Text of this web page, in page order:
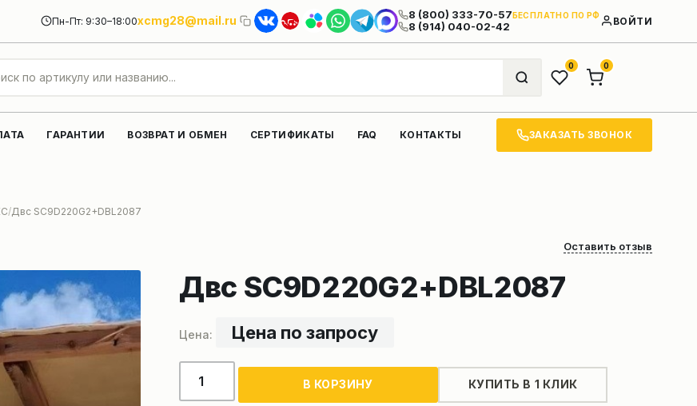
Пн-Пт: 9:30–18:00xcmg28@mail.ru 8 (800) 333-70-57БЕСПЛАТНО ПО РФ
8 (914) 040-02-42 ВОЙТИ
0 0
ГАРАНТИИ ВОЗВРАТ И ОБМЕН СЕРТИФИКАТЫ FAQ КОНТАКТЫ ЗАКАЗАТЬ ЗВОНОК
Двс SC9D220G2+DBL2087
Оставить отзыв
Двс SC9D220G2+DBL2087
Цена по запросу
Количество
товара
В КОРЗИНУ КУПИТЬ В 1 КЛИК